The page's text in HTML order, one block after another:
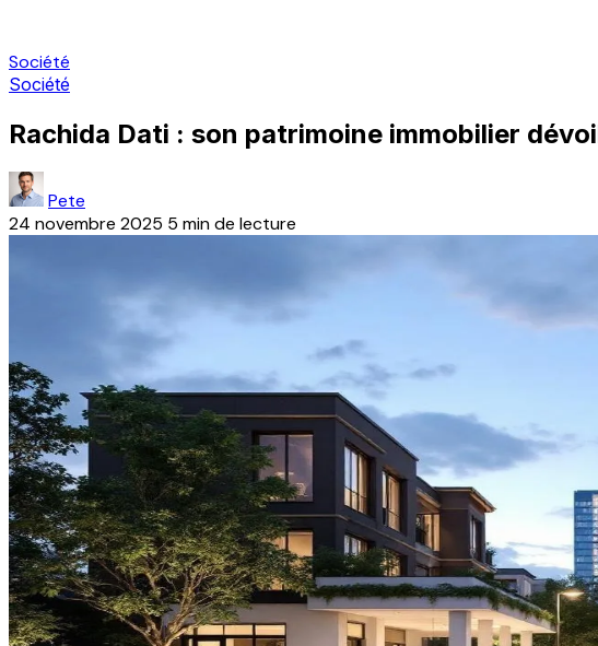
Société
Société
Rachida Dati : son patrimoine immobilier
Pete
24 novembre 2025 5 min de lecture